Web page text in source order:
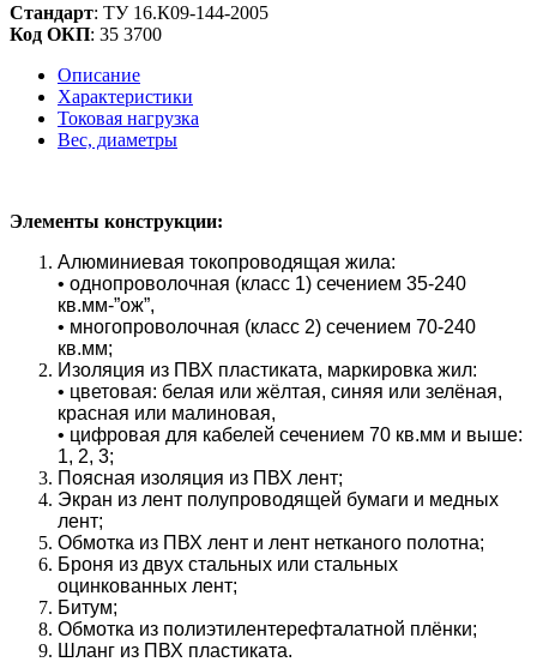
Стандарт: ТУ 16.К09-144-2005
Код ОКП: 35 3700
Описание
Характеристики
Токовая нагрузка
Вес, диаметры
Элементы конструкции:
Алюминиевая токопроводящая жила:
• однопроволочная (класс 1) сечением 35-240
кв.мм-”ож”,
• многопроволочная (класс 2) сечением 70-240
кв.мм;
Изоляция из ПВХ пластиката, маркировка жил:
• цветовая: белая или жёлтая, синяя или зелёная,
красная или малиновая,
• цифровая для кабелей сечением 70 кв.мм и выше:
1, 2, 3;
Поясная изоляция из ПВХ лент;
Экран из лент полупроводящей бумаги и медных
лент;
Обмотка из ПВХ лент и лент нетканого полотна;
Броня из двух стальных или стальных
оцинкованных лент;
Битум;
Обмотка из полиэтилентерефталатной плёнки;
Шланг из ПВХ пластиката.